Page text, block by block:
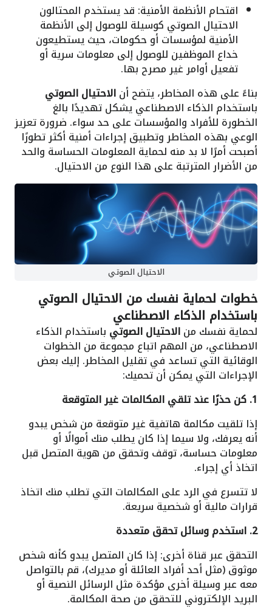
اقتحام الأنظمة الأمنية: قد يستخدم المحتالون
الاحتيال الصوتي كوسيلة للوصول إلى الأنظمة
الأمنية لمؤسسات أو حكومات، حيث يستطيعون
خداع الموظفين للوصول إلى معلومات سرية أو
تفعيل أوامر غير مصرح بها.
بناءً على هذه المخاطر، يتضح أنالاحتيال الصوتي
باستخدام الذكاء الاصطناعي يشكل تهديدًا بالغ
الخطورة للأفراد والمؤسسات على حد سواء. ضرورة تعزيز
الوعي بهذه المخاطر وتطبيق إجراءات أمنية أكثر تطورًا
أصبحت أمرًا لا بد منه لحماية المعلومات الحساسة والحد
من الأضرار المترتبة على هذا النوع من الاحتيال.
الاحتيال الصوتي
خطوات لحماية نفسك من الاحتيال الصوتي
باستخدام الذكاء الاصطناعي
لحماية نفسك منالاحتيال الصوتي باستخدام الذكاء
الاصطناعي، من المهم اتباع مجموعة من الخطوات
الوقائية التي تساعد في تقليل المخاطر. إليك بعض
الإجراءات التي يمكن أن تحميك:
1. كن حذرًا عند تلقي المكالمات غير المتوقعة
إذا تلقيت مكالمة هاتفية غير متوقعة من شخص يبدو
أنه يعرفك، ولا سيما إذا كان يطلب منك أموالًا أو
معلومات حساسة، توقف وتحقق من هوية المتصل قبل
اتخاذ أي إجراء.
لا تتسرع في الرد على المكالمات التي تطلب منك اتخاذ
قرارات مالية أو شخصية سريعة.
2. استخدم وسائل تحقق متعددة
التحقق عبر قناة أخرى: إذا كان المتصل يبدو كأنه شخص
موثوق (مثل أحد أفراد العائلة أو مديرك)، قم بالتواصل
معه عبر وسيلة أخرى مؤكدة مثل الرسائل النصية أو
البريد الإلكتروني للتحقق من صحة المكالمة.